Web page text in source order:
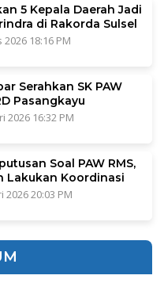
5 Kepala Daerah Jadi
di Rakorda Sulsel
18:16 PM
Serahkan SK PAW
Pasangkayu
2026 16:32 PM
Soal PAW RMS,
Lakukan Koordinasi
20:03 PM